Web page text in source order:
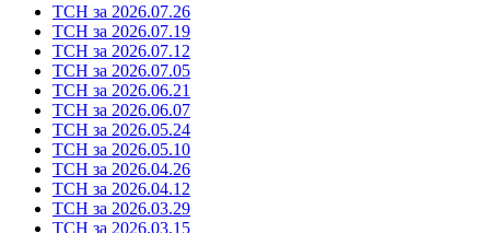
ТСН за 2026.07.26
ТСН за 2026.07.19
ТСН за 2026.07.12
ТСН за 2026.07.05
ТСН за 2026.06.21
ТСН за 2026.06.07
ТСН за 2026.05.24
ТСН за 2026.05.10
ТСН за 2026.04.26
ТСН за 2026.04.12
ТСН за 2026.03.29
ТСН за 2026.03.15